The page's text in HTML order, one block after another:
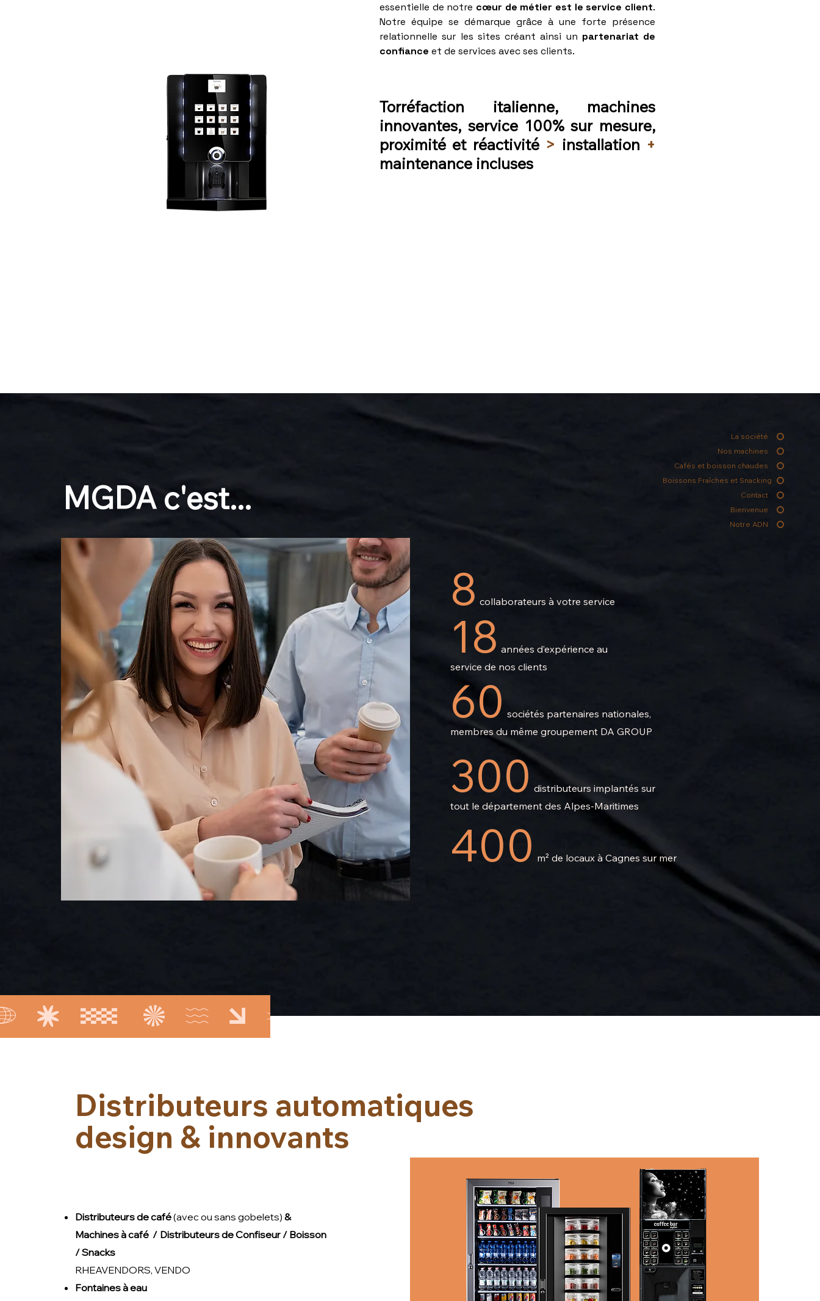
La société
Nos machines
Cafés et boisson chaudes
Boissons Fraîches et Snacking
Contact
Bienvenue
Notre ADN
essentielle de notre cœur de métier est le service client.
Notre équipe se démarque grâce à une forte présence
relationnelle sur les sites créant ainsi un partenariat de
confiance et de services avec ses clients.
Torréfaction italienne, machines
innovantes, service 100% sur mesure,
proximité et réactivité > installation +
maintenance incluses
MGDA c'est...
8 collaborateurs à votre service
18 années d’expérience au
service de nos clients
60 sociétés partenaires nationales,
membres du même groupement DA GROUP
300 distributeurs implantés sur
tout le département des Alpes-Maritimes
400 m² de locaux à Cagnes sur mer
Distributeurs automatiques
design & innovants
Distributeurs de café(avec ou sans gobelets) &
Machines à café / Distributeurs de Confiseur / Boisson
/ Snacks
RHEAVENDORS, VENDO
Fontaines à eau